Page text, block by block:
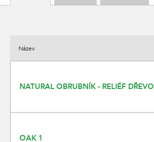
Název
NATURAL OBRUBNÍK - RELIÉF DŘEVO
OAK 1